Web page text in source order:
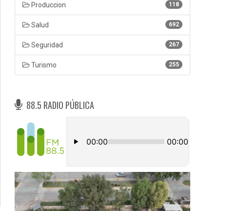
118
Produccion
692
Salud
267
Seguridad
255
Turismo
88.5 RADIO PÚBLICA